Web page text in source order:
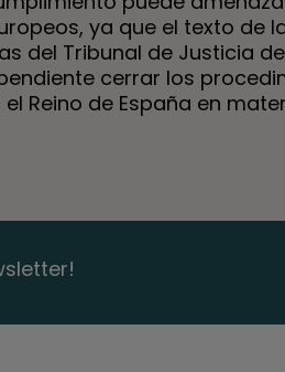
ya que el texto de
del Tribunal de Justicia
cerrar los
Reino de España en